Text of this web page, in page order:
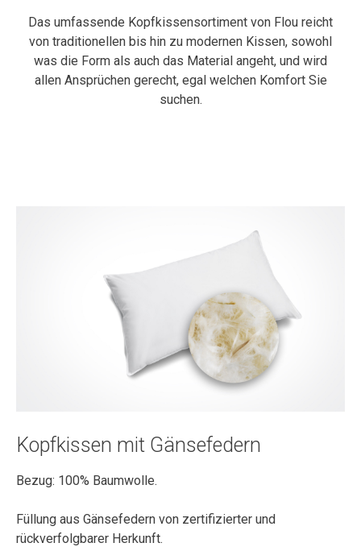
Das umfassende Kopfkissensortiment von Flou reicht
von traditionellen bis hin zu modernen Kissen, sowohl
was die Form als auch das Material angeht, und wird
allen Ansprüchen gerecht, egal welchen Komfort Sie
suchen.
Kopfkissen mit Gänsefedern
Bezug: 100% Baumwolle.
Füllung aus Gänsefedern von zertifizierter und
rückverfolgbarer Herkunft.